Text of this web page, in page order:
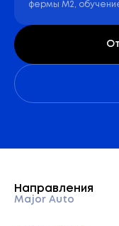
фермы М2,
Направления
Major Auto